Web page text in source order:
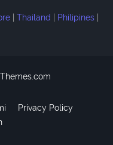
Thailand Philipines
Privacy Policy